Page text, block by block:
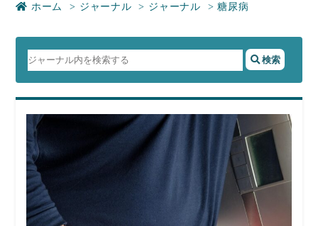
ホーム ジャーナル ジャーナル 糖尿病